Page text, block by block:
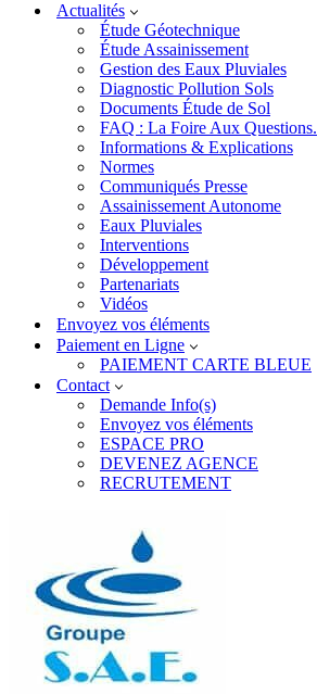
Actualités
Étude Géotechnique
Étude Assainissement
Gestion des Eaux Pluviales
Diagnostic Pollution Sols
Documents Étude de Sol
FAQ : La Foire Aux Questions.
Informations & Explications
Normes
Communiqués Presse
Assainissement Autonome
Eaux Pluviales
Interventions
Développement
Partenariats
Vidéos
Envoyez vos éléments
Paiement en Ligne
PAIEMENT CARTE BLEUE
Contact
Demande Info(s)
Envoyez vos éléments
ESPACE PRO
DEVENEZ AGENCE
RECRUTEMENT